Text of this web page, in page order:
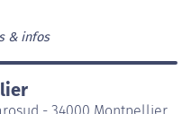
& infos